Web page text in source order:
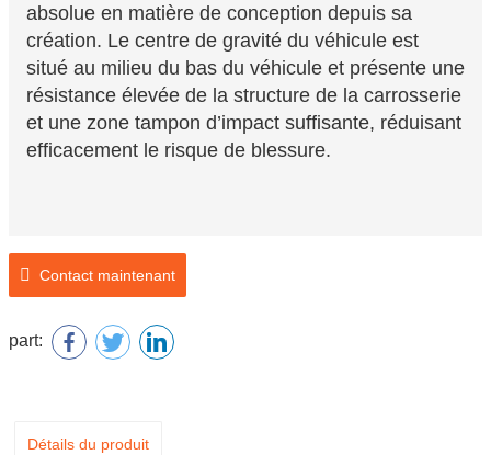
absolue en matière de conception depuis sa
création. Le centre de gravité du véhicule est
situé au milieu du bas du véhicule et présente une
résistance élevée de la structure de la carrosserie
et une zone tampon d’impact suffisante, réduisant
efficacement le risque de blessure.
Contact maintenant
part:
Détails du produit